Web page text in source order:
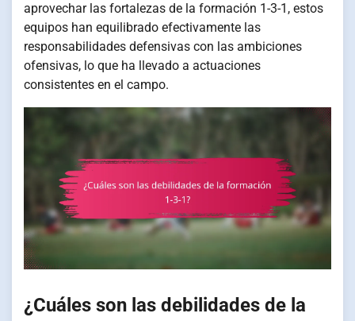
aprovechar las fortalezas de la formación 1-3-1, estos
equipos han equilibrado efectivamente las
responsabilidades defensivas con las ambiciones
ofensivas, lo que ha llevado a actuaciones
consistentes en el campo.
¿Cuáles son las debilidades de la